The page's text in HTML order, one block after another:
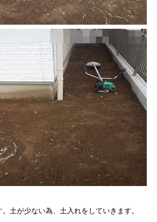
土が少ない為、土入れをしていきます。